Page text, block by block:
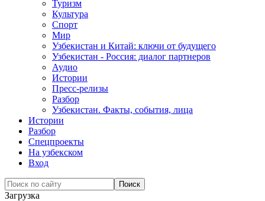
Туризм
Культура
Спорт
Мир
Узбекистан и Китай: ключи от будущего
Узбекистан - Россия: диалог партнеров
Аудио
Истории
Пресс-релизы
Разбор
Узбекистан. Факты, события, лица
Истории
Разбор
Спецпроекты
На узбекском
Вход
Загрузка